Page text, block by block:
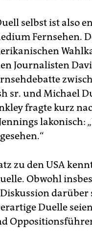
selbst ist also
Fernsehen.
Journalisten
sr. und Michael
fragte kurz
lakonisch:
zu den USA
Obwohl
Duelle